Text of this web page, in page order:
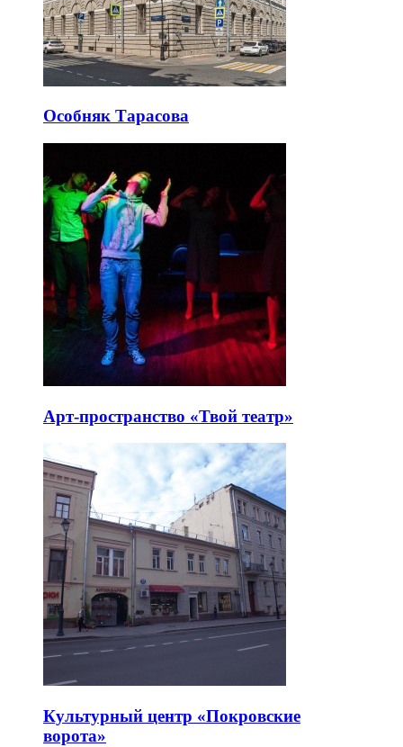
Особняк Тарасова
Арт-пространство «Твой театр»
Культурный центр «Покровские
ворота»